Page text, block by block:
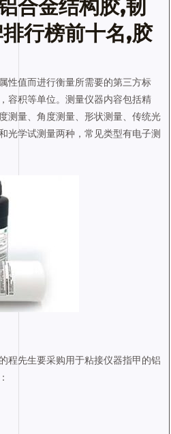
合金结构胶,韧
行榜前十名,胶
性值而进行衡量所需要的第三方标
容积等单位。测量仪器内容包括精
测量、角度测量、形状测量、传统光
光学试测量两种，常见类型有电子测
程先生要采购用于粘接仪器指甲的铝